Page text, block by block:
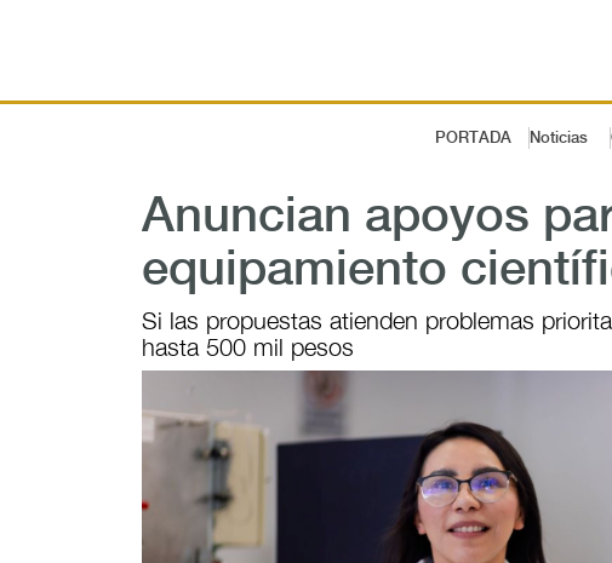
PORTADA Noticias
Anuncian apoyos
equipamiento
Si las propuestas atienden problemas
hasta 500 mil pesos